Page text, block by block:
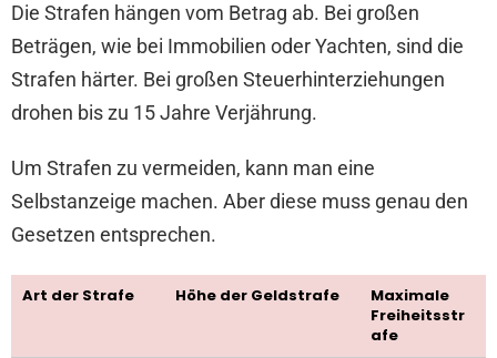
Die Strafen hängen vom Betrag ab. Bei großen
Beträgen, wie bei Immobilien oder Yachten, sind die
Strafen härter. Bei großen Steuerhinterziehungen
drohen bis zu 15 Jahre Verjährung.
Um Strafen zu vermeiden, kann man eine
Selbstanzeige machen. Aber diese muss genau den
Gesetzen entsprechen.
Art der Strafe Höhe der Geldstrafe
Maximale
Freiheitsstr
afe